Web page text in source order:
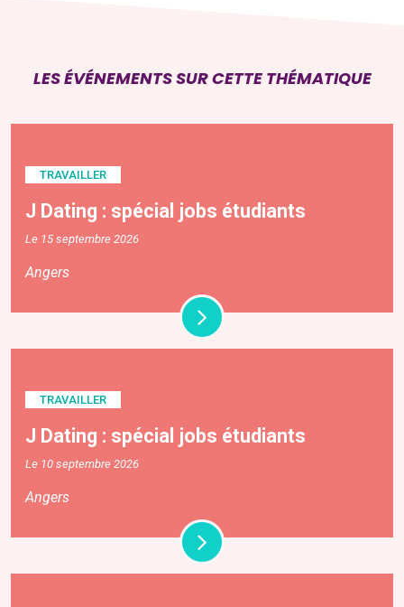
LES ÉVÉNEMENTS SUR CETTE THÉMATIQUE
TRAVAILLER
J Dating : spécial jobs étudiants
Le 15 septembre 2026
Angers
TRAVAILLER
J Dating : spécial jobs étudiants
Le 10 septembre 2026
Angers